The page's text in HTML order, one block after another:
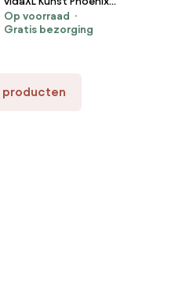
palmboom met pot 130 cm
Op voorraad
Gratis bezorging
producten